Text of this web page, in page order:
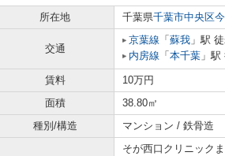
所在地 千葉県千葉市中央区
交通
京葉線 「 蘇我 」駅
内房線 「 本千葉 」
賃料 10万円
面積
38.80㎡
種別/構造
マンション / 鉄骨造
そが西口クリニック